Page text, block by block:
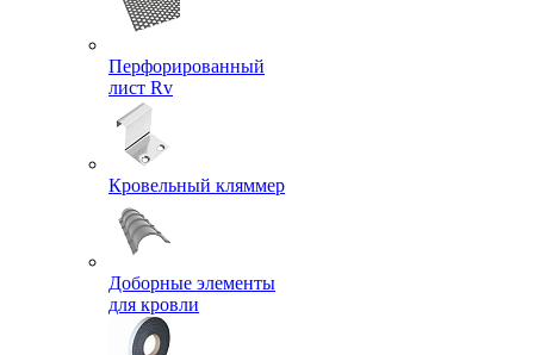
Перфорированный
лист Rv
Кровельный кляммер
Доборные элементы
для кровли